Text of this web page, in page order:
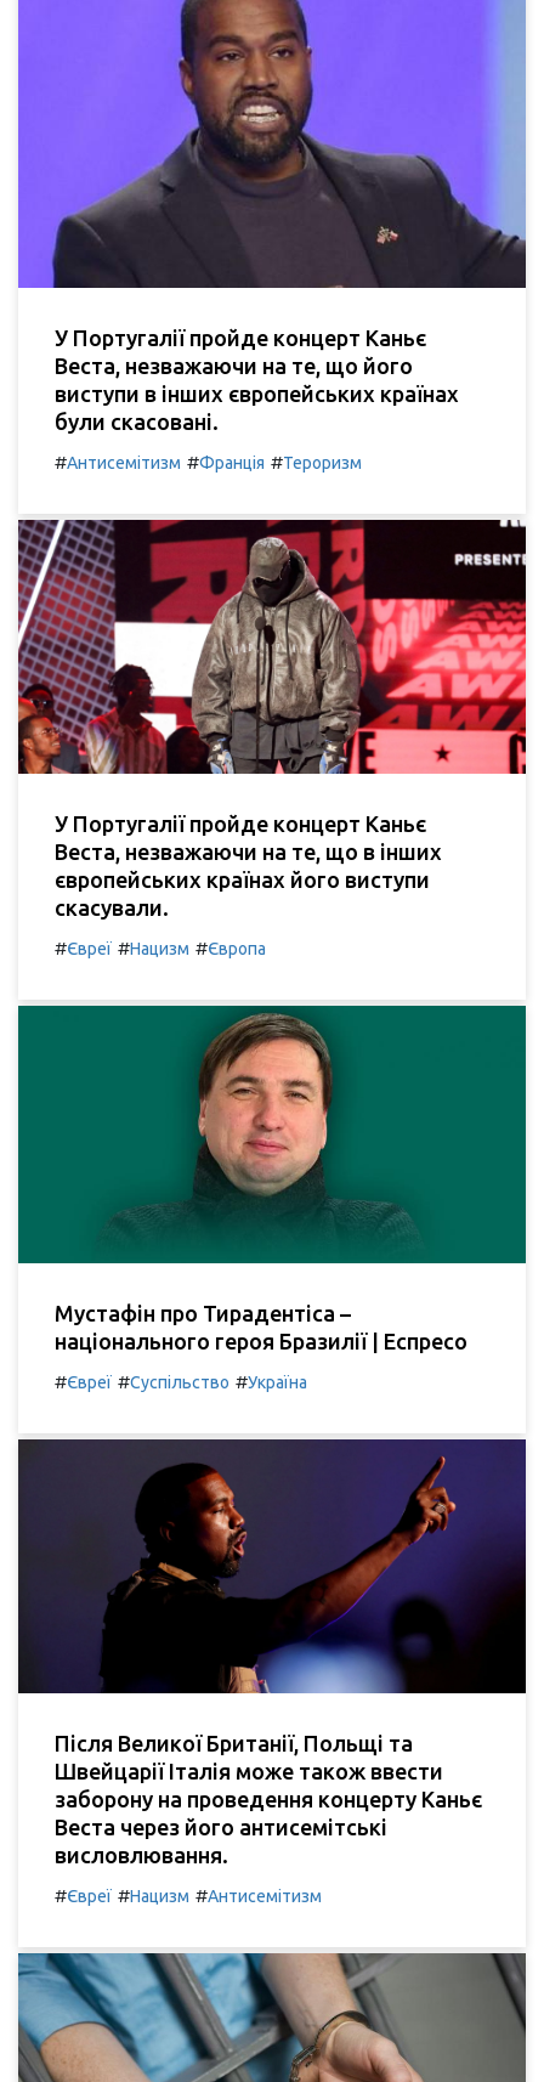
У Португалії пройде концерт Каньє
Веста, незважаючи на те, що його
виступи в інших європейських країнах
були скасовані.
#Антисемітизм #Франція #Тероризм
У Португалії пройде концерт Каньє
Веста, незважаючи на те, що в інших
європейських країнах його виступи
скасували.
#Євреї #Нацизм #Європа
Мустафін про Тирадентіса –
національного героя Бразилії | Еспресо
#Євреї #Суспільство #Україна
Після Великої Британії, Польщі та
Швейцарії Італія може також ввести
заборону на проведення концерту Каньє
Веста через його антисемітські
висловлювання.
#Євреї #Нацизм #Антисемітизм